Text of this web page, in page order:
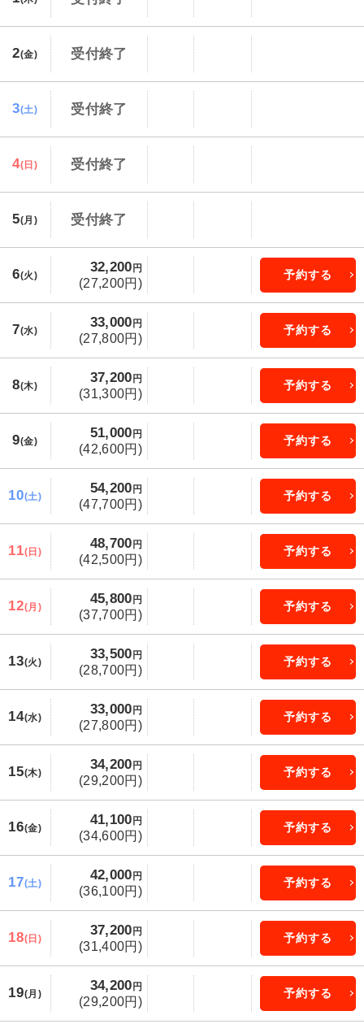
2(金) 受付終了
3(土) 受付終了
4(日) 受付終了
5(月) 受付終了
6(火)
32,200 円
(27,200円)
予約する
7(水)
33,000 円
(27,800円)
予約する
8(木)
37,200 円
(31,300円)
予約する
9(金)
51,000 円
(42,600円)
予約する
10(土)
54,200 円
(47,700円)
予約する
11(日)
48,700 円
(42,500円)
予約する
12(月)
45,800 円
(37,700円)
予約する
13(火)
33,500 円
(28,700円)
予約する
14(水)
33,000 円
(27,800円)
予約する
15(木)
34,200 円
(29,200円)
予約する
16(金)
41,100 円
(34,600円)
予約する
17(土)
42,000 円
(36,100円)
予約する
18(日)
37,200 円
(31,400円)
予約する
19(月)
34,200 円
(29,200円)
予約する